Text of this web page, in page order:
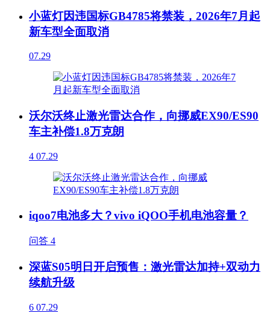
小蓝灯因违国标GB4785将禁装，2026年7月起
新车型全面取消
07.29
沃尔沃终止激光雷达合作，向挪威EX90/ES90
车主补偿1.8万克朗
4 07.29
iqoo7电池多大？vivo iQOO手机电池容量？
问答 4
深蓝S05明日开启预售：激光雷达加持+双动力
续航升级
6 07.29